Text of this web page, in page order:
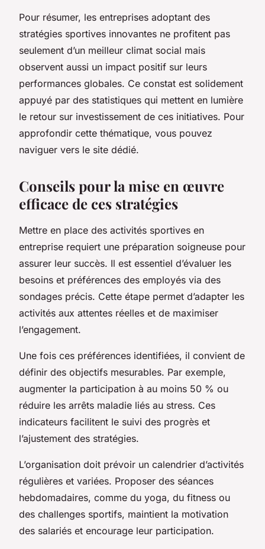
Pour résumer, les entreprises adoptant des
stratégies sportives innovantes ne profitent pas
seulement d’un meilleur climat social mais
observent aussi un impact positif sur leurs
performances globales. Ce constat est solidement
appuyé par des statistiques qui mettent en lumière
le retour sur investissement de ces initiatives. Pour
approfondir cette thématique, vous pouvez
naviguer vers le site dédié.
Conseils pour la mise en œuvre
efficace de ces stratégies
Mettre en place des activités sportives en
entreprise requiert une préparation soigneuse pour
assurer leur succès. Il est essentiel d’évaluer les
besoins et préférences des employés via des
sondages précis. Cette étape permet d’adapter les
activités aux attentes réelles et de maximiser
l’engagement.
Une fois ces préférences identifiées, il convient de
définir des objectifs mesurables. Par exemple,
augmenter la participation à au moins 50 % ou
réduire les arrêts maladie liés au stress. Ces
indicateurs facilitent le suivi des progrès et
l’ajustement des stratégies.
L’organisation doit prévoir un calendrier d’activités
régulières et variées. Proposer des séances
hebdomadaires, comme du yoga, du fitness ou
des challenges sportifs, maintient la motivation
des salariés et encourage leur participation.